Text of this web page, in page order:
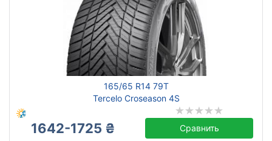
165/65 R14 79T
Tercelo Croseason 4S
1642-1725 ₴ Сравнить